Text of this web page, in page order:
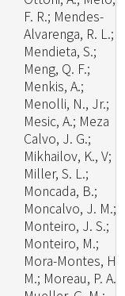
F. R.; Mendes-
Alvarenga, R. L.;
Mendieta, S.;
Meng, Q. F.;
Menkis, A.;
Menolli, N., Jr.;
Mesic, A.; Meza
Calvo, J. G.;
Mikhailov, K., V;
Miller, S. L.;
Moncada, B.;
Moncalvo, J. M.;
Monteiro, J. S.;
Monteiro, M.;
Mora-Montes, H.
M.; Moreau, P. A.;